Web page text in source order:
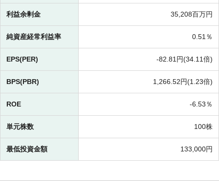
利益余剰金 35,208百万円
純資産経常利益率 0.51％
EPS(PER) -82.81円(34.11倍)
BPS(PBR) 1,266.52円(1.23倍)
ROE -6.53％
単元株数 100株
最低投資金額 133,000円